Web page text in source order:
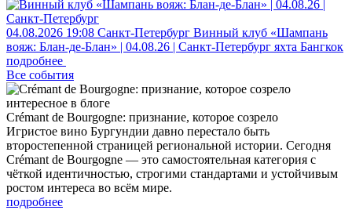
04.08.2026 19:08 Санкт-Петербург Винный клуб «Шампань
вояж: Блан-де-Блан» | 04.08.26 | Санкт-Петербург яхта Бангкок
подробнее
Все события
интересное в блоге
Crémant de Bourgogne: признание, которое созрело
Игристое вино Бургундии давно перестало быть
второстепенной страницей региональной истории. Сегодня
Crémant de Bourgogne — это самостоятельная категория с
чёткой идентичностью, строгими стандартами и устойчивым
ростом интереса во всём мире.
подробнее